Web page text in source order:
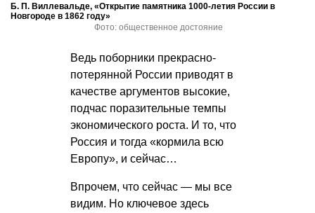
Б. П. Виллевальде, «Открытие памятника 1000-летия России в
Новгороде в 1862 году»
Фото: общественное достояние
Ведь поборники прекрасно-
потерянной России приводят в
качестве аргументов высокие,
подчас поразительные темпы
экономического роста. И то, что
Россия и тогда «кормила всю
Европу», и сейчас…
Впрочем, что сейчас — мы все
видим. Но ключевое здесь